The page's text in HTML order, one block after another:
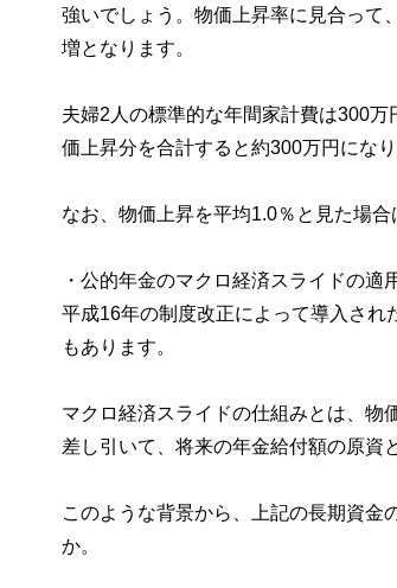
強いでしょう。物価上昇率に見合って
増となります。
夫婦2人の標準的な年間家計費は300
価上昇分を合計すると約300万円になり
なお、物価上昇を平均1.0％と見た場
・公的年金のマクロ経済スライドの適
平成16年の制度改正によって導入され
もあります。
マクロ経済スライドの仕組みとは、物
差し引いて、将来の年金給付額の原資
このような背景から、上記の長期資金
か。